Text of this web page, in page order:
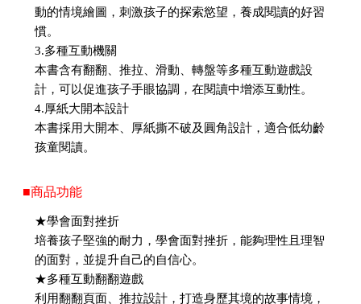
動的情境繪圖，刺激孩子的探索慾望，養成閱讀的好習
慣。
3.多種互動機關
本書含有翻翻、推拉、滑動、轉盤等多種互動遊戲設
計，可以促進孩子手眼協調，在閱讀中增添互動性。
4.厚紙大開本設計
本書採用大開本、厚紙撕不破及圓角設計，適合低幼齡
孩童閱讀。
■商品功能
★學會面對挫折
培養孩子堅強的耐力，學會面對挫折，能夠理性且理智
的面對，並提升自己的自信心。
★多種互動翻翻遊戲
利用翻翻頁面、推拉設計，打造身歷其境的故事情境，